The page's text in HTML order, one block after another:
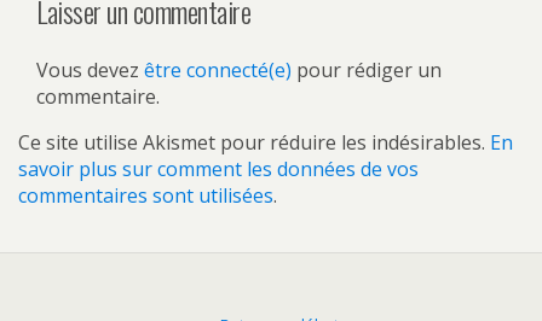
Laisser un commentaire
Vous devez être connecté(e) pour rédiger un
commentaire.
Ce site utilise Akismet pour réduire les indésirables. En
savoir plus sur comment les données de vos
commentaires sont utilisées.